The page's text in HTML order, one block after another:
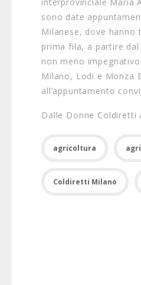
sono date
Milanese, dove
prima fila, a partire
non meno
Milano, Lodi e Monza
all’appuntamento
Dalle Donne
agricoltura
Coldiretti Milano